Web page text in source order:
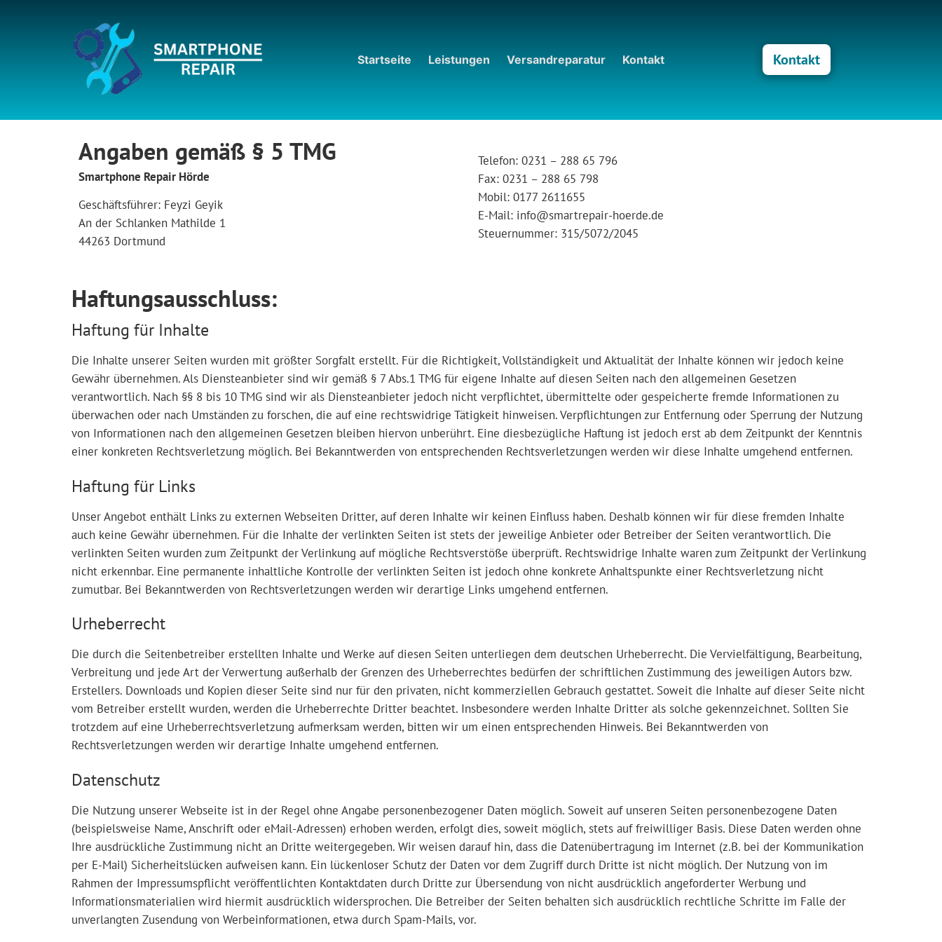
Startseite Leistungen Versandreparatur Kontakt Kontakt
Angaben gemäß § 5 TMG
Smartphone Repair Hörde
Geschäftsführer: Feyzi Geyik
An der Schlanken Mathilde 1
44263 Dortmund
Telefon: 0231 – 288 65 796
Fax: 0231 – 288 65 798
Mobil: 0177 2611655
E-Mail: info@smartrepair-hoerde.de
Steuernummer: 315/5072/2045
Haftungsausschluss:
Haftung für Inhalte
Die Inhalte unserer Seiten wurden mit größter Sorgfalt erstellt. Für die Richtigkeit, Vollständigkeit und Aktualität der Inhalte können wir jedoch keine
Gewähr übernehmen. Als Diensteanbieter sind wir gemäß § 7 Abs.1 TMG für eigene Inhalte auf diesen Seiten nach den allgemeinen Gesetzen
verantwortlich. Nach §§ 8 bis 10 TMG sind wir als Diensteanbieter jedoch nicht verpflichtet, übermittelte oder gespeicherte fremde Informationen zu
überwachen oder nach Umständen zu forschen, die auf eine rechtswidrige Tätigkeit hinweisen. Verpflichtungen zur Entfernung oder Sperrung der Nutzung
von Informationen nach den allgemeinen Gesetzen bleiben hiervon unberührt. Eine diesbezügliche Haftung ist jedoch erst ab dem Zeitpunkt der Kenntnis
einer konkreten Rechtsverletzung möglich. Bei Bekanntwerden von entsprechenden Rechtsverletzungen werden wir diese Inhalte umgehend entfernen.
Haftung für Links
Unser Angebot enthält Links zu externen Webseiten Dritter, auf deren Inhalte wir keinen Einfluss haben. Deshalb können wir für diese fremden Inhalte
auch keine Gewähr übernehmen. Für die Inhalte der verlinkten Seiten ist stets der jeweilige Anbieter oder Betreiber der Seiten verantwortlich. Die
verlinkten Seiten wurden zum Zeitpunkt der Verlinkung auf mögliche Rechtsverstöße überprüft. Rechtswidrige Inhalte waren zum Zeitpunkt der Verlinkung
nicht erkennbar. Eine permanente inhaltliche Kontrolle der verlinkten Seiten ist jedoch ohne konkrete Anhaltspunkte einer Rechtsverletzung nicht
zumutbar. Bei Bekanntwerden von Rechtsverletzungen werden wir derartige Links umgehend entfernen.
Urheberrecht
Die durch die Seitenbetreiber erstellten Inhalte und Werke auf diesen Seiten unterliegen dem deutschen Urheberrecht. Die Vervielfältigung, Bearbeitung,
Verbreitung und jede Art der Verwertung außerhalb der Grenzen des Urheberrechtes bedürfen der schriftlichen Zustimmung des jeweiligen Autors bzw.
Erstellers. Downloads und Kopien dieser Seite sind nur für den privaten, nicht kommerziellen Gebrauch gestattet. Soweit die Inhalte auf dieser Seite nicht
vom Betreiber erstellt wurden, werden die Urheberrechte Dritter beachtet. Insbesondere werden Inhalte Dritter als solche gekennzeichnet. Sollten Sie
trotzdem auf eine Urheberrechtsverletzung aufmerksam werden, bitten wir um einen entsprechenden Hinweis. Bei Bekanntwerden von
Rechtsverletzungen werden wir derartige Inhalte umgehend entfernen.
Datenschutz
Die Nutzung unserer Webseite ist in der Regel ohne Angabe personenbezogener Daten möglich. Soweit auf unseren Seiten personenbezogene Daten
(beispielsweise Name, Anschrift oder eMail-Adressen) erhoben werden, erfolgt dies, soweit möglich, stets auf freiwilliger Basis. Diese Daten werden ohne
Ihre ausdrückliche Zustimmung nicht an Dritte weitergegeben. Wir weisen darauf hin, dass die Datenübertragung im Internet (z.B. bei der Kommunikation
per E-Mail) Sicherheitslücken aufweisen kann. Ein lückenloser Schutz der Daten vor dem Zugriff durch Dritte ist nicht möglich. Der Nutzung von im
Rahmen der Impressumspflicht veröffentlichten Kontaktdaten durch Dritte zur Übersendung von nicht ausdrücklich angeforderter Werbung und
Informationsmaterialien wird hiermit ausdrücklich widersprochen. Die Betreiber der Seiten behalten sich ausdrücklich rechtliche Schritte im Falle der
unverlangten Zusendung von Werbeinformationen, etwa durch Spam-Mails, vor.